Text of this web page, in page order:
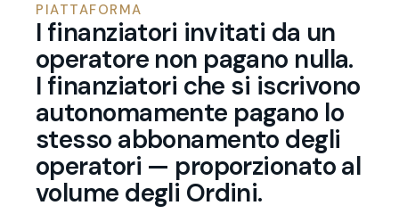
PIATTAFORMA
I finanziatori invitati da un
operatore non pagano nulla.
I finanziatori che si iscrivono
autonomamente pagano lo
stesso abbonamento degli
operatori — proporzionato al
volume degli Ordini.